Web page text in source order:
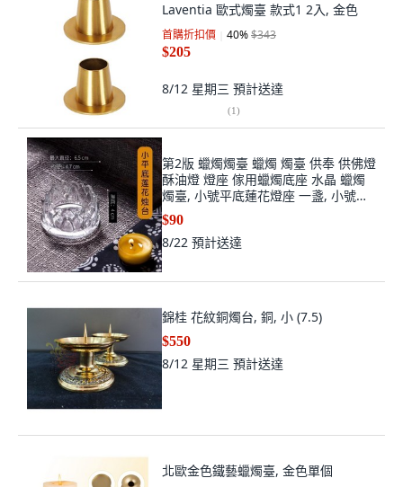
Laventia 歐式燭臺 款式1 2入, 金色
首購折扣價 40%$343
$205
8/12 星期三 預計送達
(1)
第2版 蠟燭燭臺 蠟燭 燭臺 供奉 供佛燈
酥油燈 燈座 傢用蠟燭底座 水晶 蠟燭
燭臺, 小號平底蓮花燈座 一盞, 小號平
底蓮花燈座
$90
8/22 預計送達
錦桂 花紋銅燭台, 銅, 小 (7.5)
$550
8/12 星期三 預計送達
北歐金色鐵藝蠟燭臺, 金色單個